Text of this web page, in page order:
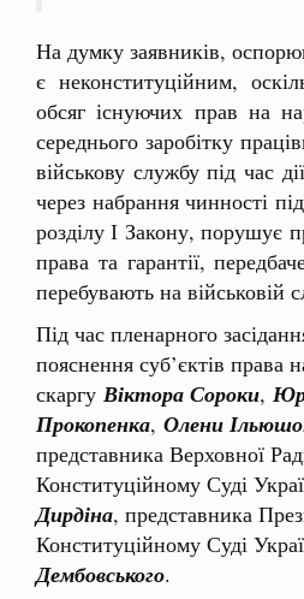
На думку заявників,
є неконституційним,
обсяг існуючих прав на
середнього заробітку
військову службу під час
через набрання чинності
розділу І Закону, порушує
права та гарантії,
перебувають на військовій
Під час пленарного
пояснення суб’єктів права
скаргу Віктора Сороки,
Прокопенка, Олени
представника Верховної
Конституційному Суді
Дирдіна, представника
Конституційному Суді
Дембовського.